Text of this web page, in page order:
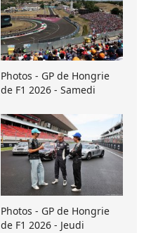
Photos - GP de Hongrie
de F1 2026 - Samedi
Photos - GP de Hongrie
de F1 2026 - Jeudi